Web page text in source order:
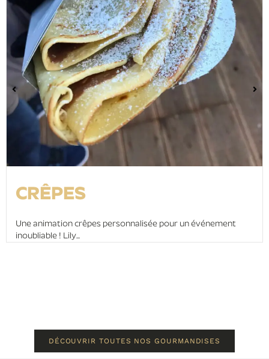
CRÊPES
Une animation crêpes personnalisée pour un événement
inoubliable ! Lily...
DÉCOUVRIR TOUTES NOS GOURMANDISES